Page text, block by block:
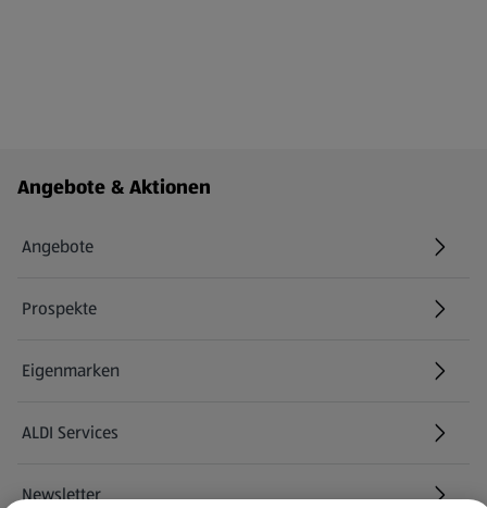
Fußzeilenmenü - weitere Links
Angebote & Aktionen
Angebote
Prospekte
Eigenmarken
ALDI Services
Newsletter